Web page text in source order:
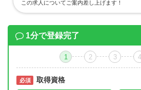
この求人についてご案内差し上げます！
1分で登録完了
1 2 3 4
必須 取得資格